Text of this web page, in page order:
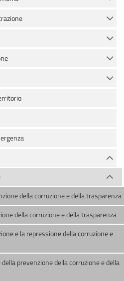
della corruzione e della trasparenza
della corruzione e della trasparenza
e la repressione della corruzione e
prevenzione della corruzione e della